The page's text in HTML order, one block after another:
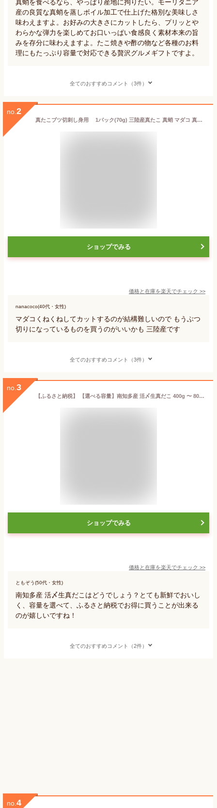
真蛸を食べるなら、やっぱり産地に拘りたい。モーリタニア
産の良質な真蛸を蒸しボイル加工で仕上げた格別な美味しさ
味わえますよ。お好みの大きさにカットしたら、プリッとや
わらかな弾力を楽しめてお口いっぱい食感良く素材本来の旨
みを存分に味わえますよ。たこ焼きや酢の物など各種のお料
理にもたっぷり容量で対応できる贅沢グルメギフトですよ。
全てのおすすめコメント（3件）
no. 2
真たこブツ切刺し身用 1パック(70g) 三陸産真たこ 真蛸 マダコ 真だこ まだこ またこ マタコ お刺し身 父の日
ショップでみる
価格と在庫を楽天でチェック >>
nanacoco(40代・女性)
マダコくねくねしてカットするのが結構難しいので もうぶつ
切りになっているものを買うのがいいかも 三陸産です
全てのおすすめコメント（3件）
no. 3
【ふるさと納税】 【選べる容量】南知多産 活〆生真だこ 400g 〜 800g (1〜2匹) タコ 真蛸 たこ 新鮮 海産 海鮮物 お魚 まると水産 タコ 蛸 活き締 魚貝類 海鮮 海の幸 おかず 夕食 晩ごはん 惣菜 タコ 国産 美味しい 人気 訳あり 選べる マダコ 南知多 愛知
ショップでみる
価格と在庫を楽天でチェック >>
ともぞう(50代・女性)
南知多産 活〆生真だこはどうでしょう？とても新鮮でおいし
く、容量を選べて、ふるさと納税でお得に買うことが出来る
のが嬉しいですね！
全てのおすすめコメント（2件）
no. 4